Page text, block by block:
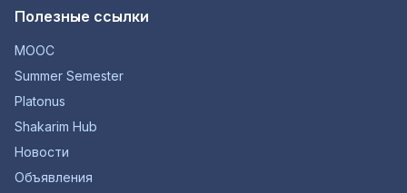
Полезные ссылки
MOOC
Summer Semester
Platonus
Shakarim Hub
Новости
Объявления